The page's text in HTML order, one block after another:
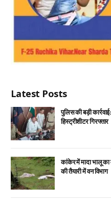
Latest Posts
पुलिस की बड़ी
हिस्ट्रीशीटर गिरफ्तार
कांकेर में मादा भालू का
की तैयारी में वन विभाग